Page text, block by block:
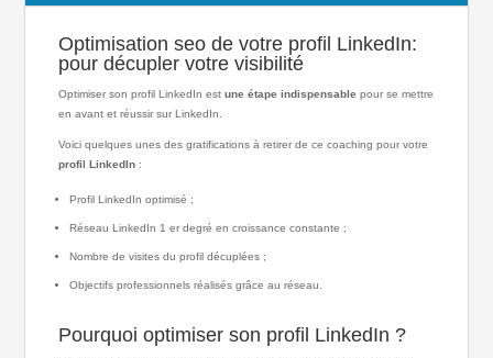
Optimisation seo de votre profil LinkedIn:
pour décupler votre visibilité
Optimiser son profil LinkedIn estune étape indispensablepour se mettre
en avant et réussir sur LinkedIn.
Voici quelques unes des gratifications à retirer de ce coaching pour votre
profil LinkedIn :
Profil LinkedIn optimisé ;
Réseau LinkedIn 1 er degré en croissance constante ;
Nombre de visites du profil décuplées ;
Objectifs professionnels réalisés grâce au réseau.
Pourquoi optimiser son profil LinkedIn ?